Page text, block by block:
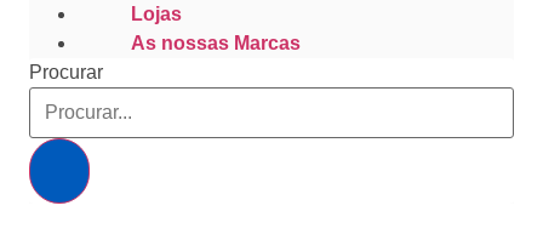
Lojas
As nossas Marcas
Procurar